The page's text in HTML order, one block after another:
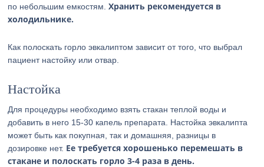
по небольшим емкостям.Хранить рекомендуется в
холодильнике.
Как полоскать горло эвкалиптом зависит от того, что выбрал
пациент настойку или отвар.
Настойка
Для процедуры необходимо взять стакан теплой воды и
добавить в него 15-30 капель препарата. Настойка эвкалипта
может быть как покупная, так и домашняя, разницы в
дозировке нет. Ее требуется хорошенько перемешать в
стакане и полоскать горло 3-4 раза в день.